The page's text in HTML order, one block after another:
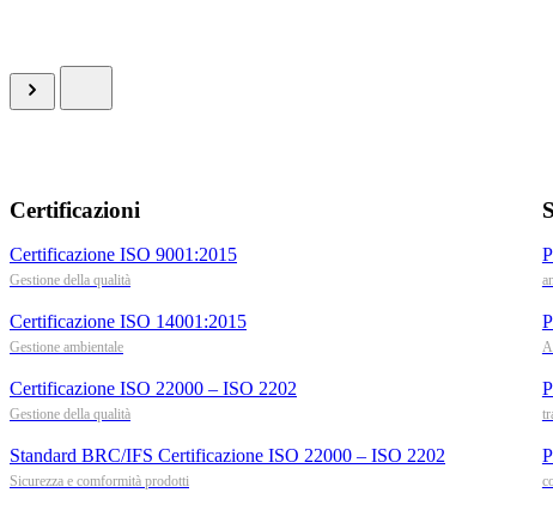
Certificazioni
Certificazione ISO 9001:2015
Gestione della qualità
Certificazione ISO 14001:2015
Gestione ambientale
Certificazione ISO 22000 – ISO 2202
Gestione della qualità
Standard BRC/IFS Certificazione ISO 22000 – ISO 2202
Sicurezza e comformità prodotti